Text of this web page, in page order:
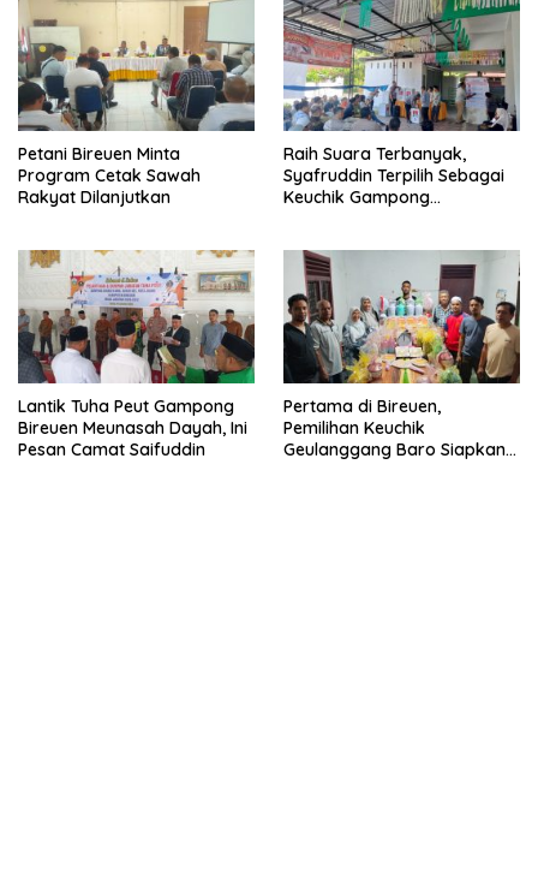
Petani Bireuen Minta
Program Cetak Sawah
Rakyat Dilanjutkan
Raih Suara Terbanyak,
Syafruddin Terpilih Sebagai
Keuchik Gampong
Lantik Tuha Peut Gampong
Bireuen Meunasah Dayah, Ini
Pertama di Bireuen,
Pemilihan Keuchik
Geulanggang Baro Siapkan